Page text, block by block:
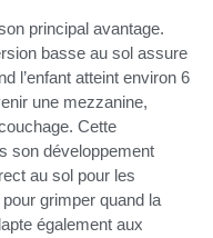
principal avantage.
basse au sol assure
l’enfant atteint environ 6
une mezzanine,
Cette
son développement
au sol pour les
grimper quand la
également aux